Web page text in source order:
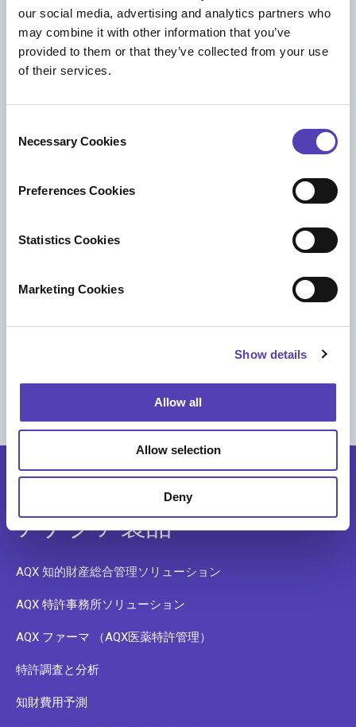
our social media, advertising and analytics partners who
may combine it with other information that you’ve
provided to them or that they’ve collected from your use
of their services.
Necessary Cookies
Preferences Cookies
Statistics Cookies
Marketing Cookies
Show details
Allow all
Allow selection
Deny
ケーススタディ＆クライアント紹介
Pinsent Masons on the Future of IP, AI and
Innovation
Innomotics Selects Anaqua to Power
Global IP Management
アナクア製品
AQX 知的財産総合管理ソリューション
AQX 特許事務所ソリューション
AQX ファーマ （AQX医薬特許管理）
特許調査と分析
知財費用予測